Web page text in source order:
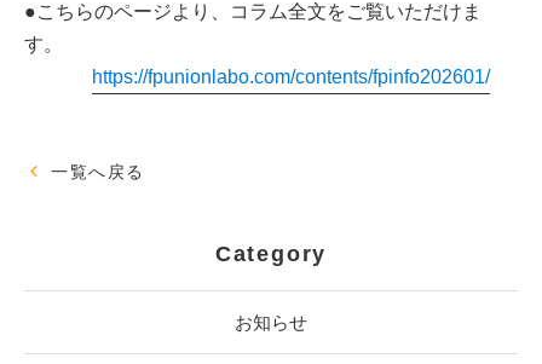
●こちらのページより、コラム全文をご覧いただけま
す。
https://fpunionlabo.com/contents/fpinfo202601/
一覧へ戻る
Category
お知らせ